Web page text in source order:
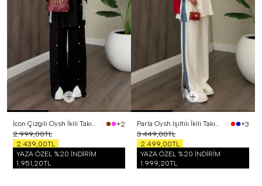
İcon Çizgili Oysh İkili Takım Siyah
+2
2.999,00TL
2.439,00TL
YAZA ÖZEL %20 İNDİRİM
1.951,20TL
Parla Oysh Işıltılı İkili Takım Beyaz
+3
3.449,00TL
2.499,00TL
YAZA ÖZEL %20 İNDİRİM
1.999,20TL